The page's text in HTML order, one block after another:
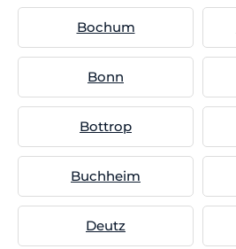
Bochum
Bonn
Bottrop
Buchheim
Deutz